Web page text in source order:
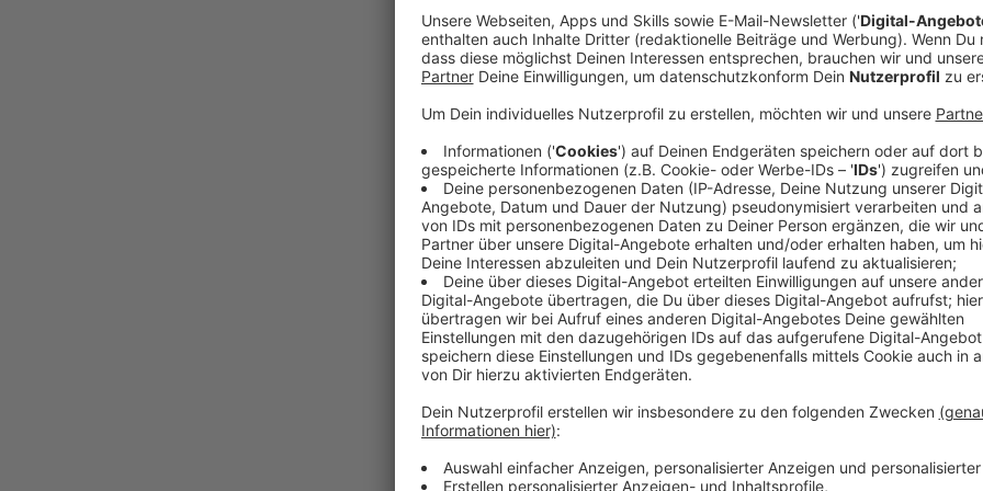
Der Kitchen Club by Nelson
Entenbrust"
Anzeige
Das Rezept: "Gefüllte Entenbrust"
Anzeige
Zutaten:
Salz, Pfeffer aus der Mühle